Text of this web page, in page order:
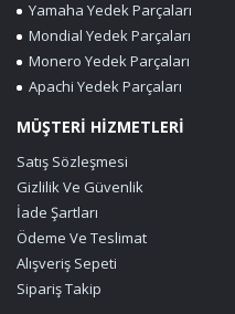
Yamaha Yedek Parçaları
Mondial Yedek Parçaları
Monero Yedek Parçaları
Apachi Yedek Parçaları
MÜŞTERİ HİZMETLERİ
Satış Sözleşmesi
Gizlilik Ve Güvenlik
İade Şartları
Ödeme Ve Teslimat
Alışveriş Sepeti
Sipariş Takip